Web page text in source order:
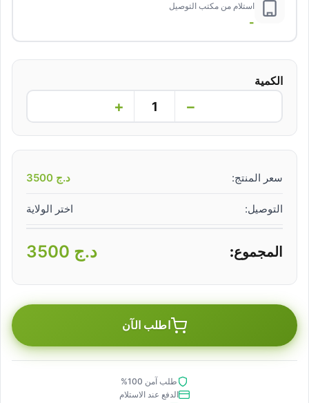
استلام من مكتب التوصيل
-
الكمية
−
+
سعر المنتج: د.ج
التوصيل: اختر الولاية
المجموع: د.ج
اطلب الآن
طلب آمن 100%
الدفع عند الاستلام